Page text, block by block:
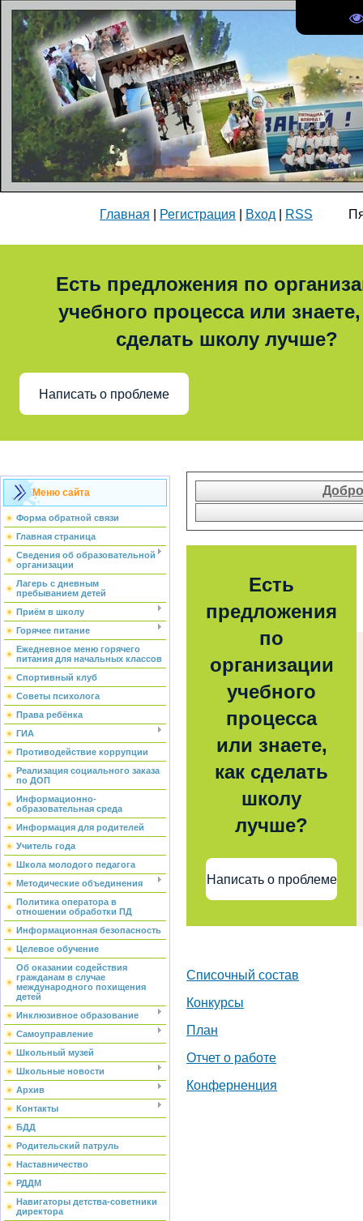
Главная Регистрация Вход RSS
Есть предложения по
учебного процесса или знаете,
сделать школу лучше?
Написать о проблеме
Меню сайта
Форма обратной связи
Главная страница
Сведения об образовательной
организации
Лагерь с дневным
пребыванием детей
Приём в школу
Горячее питание
Ежедневное меню горячего
питания для начальных классов
Спортивный клуб
Советы психолога
Права ребёнка
ГИА
Противодействие коррупции
Реализация социального заказа
по ДОП
Информационно-
образовательная среда
Информация для родителей
Учитель года
Школа молодого педагога
Методические объединения
Политика оператора в
отношении обработки ПД
Информационная безопасность
Целевое обучение
Об оказании содействия
гражданам в случае
международного похищения
детей
Инклюзивное образование
Самоуправление
Школьный музей
Школьные новости
Архив
Контакты
БДД
Родительский патруль
Наставничество
РДДМ
Навигаторы детства-советники
директора
Есть
предложения
по
организации
учебного
процесса
или знаете,
как сделать
школу
лучше?
Написать о проблеме
Списочный состав
Конкурсы
План
Отчет о работе
Конферненция